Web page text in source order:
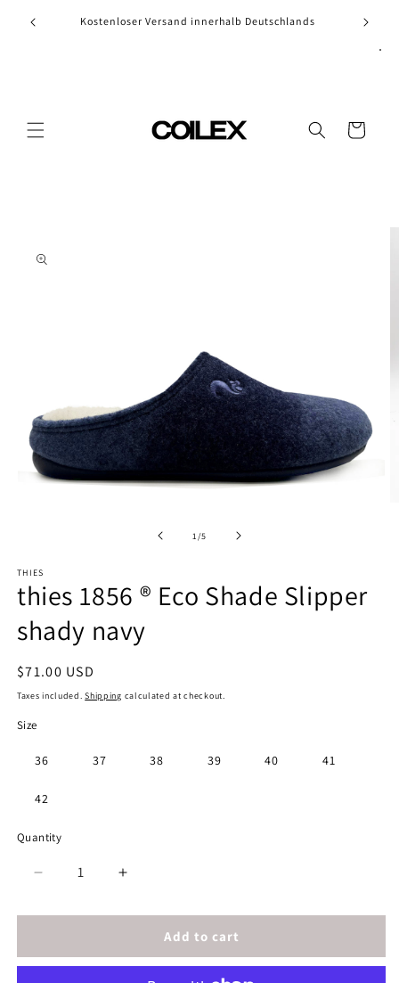
content
Kostenloser Versand innerhalb Deutschlands
Cart
information
1/of
5
THIES
thies 1856 ® Eco Shade Slipper
shady navy
Regular
price
$71.00 USD
Taxes included.Shipping calculated at checkout.
Size
36 37 38 39 40 41
42
Quantity
Decrease
for
1856
Increase
for
1856
Add to cart